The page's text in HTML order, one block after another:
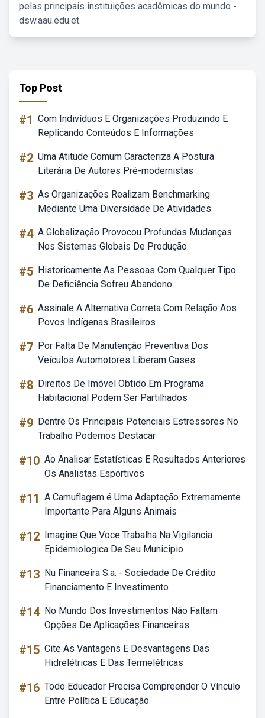
pelas principais instituições acadêmicas do mundo -
dsw.aau.edu.et.
Top Post
#1 Com Indivíduos E Organizações Produzindo E
Replicando Conteúdos E Informações
#2 Uma Atitude Comum Caracteriza A Postura
Literária De Autores Pré-modernistas
#3 As Organizações Realizam Benchmarking
Mediante Uma Diversidade De Atividades
#4 A Globalização Provocou Profundas Mudanças
Nos Sistemas Globais De Produção.
#5 Historicamente As Pessoas Com Qualquer Tipo
De Deficiência Sofreu Abandono
#6 Assinale A Alternativa Correta Com Relação Aos
Povos Indígenas Brasileiros
#7 Por Falta De Manutenção Preventiva Dos
Veículos Automotores Liberam Gases
#8 Direitos De Imóvel Obtido Em Programa
Habitacional Podem Ser Partilhados
#9 Dentre Os Principais Potenciais Estressores No
Trabalho Podemos Destacar
#10 Ao Analisar Estatísticas E Resultados Anteriores
Os Analistas Esportivos
#11 A Camuflagem é Uma Adaptação Extremamente
Importante Para Alguns Animais
#12 Imagine Que Voce Trabalha Na Vigilancia
Epidemiologica De Seu Municipio
#13 Nu Financeira S.a. - Sociedade De Crédito
Financiamento E Investimento
#14 No Mundo Dos Investimentos Não Faltam
Opções De Aplicações Financeiras
#15 Cite As Vantagens E Desvantagens Das
Hidrelétricas E Das Termelétricas
#16 Todo Educador Precisa Compreender O Vínculo
Entre Política E Educação